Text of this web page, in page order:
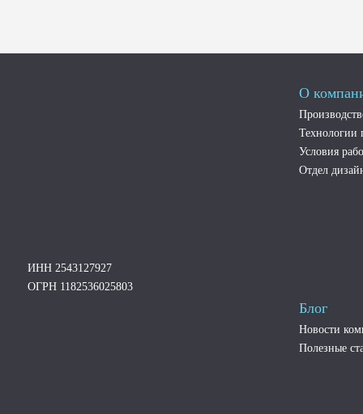
ИНН 2543127927
ОГРН 1182536025803
О
Технологии
Условия
Отдел
Блог
Новости
Полезные